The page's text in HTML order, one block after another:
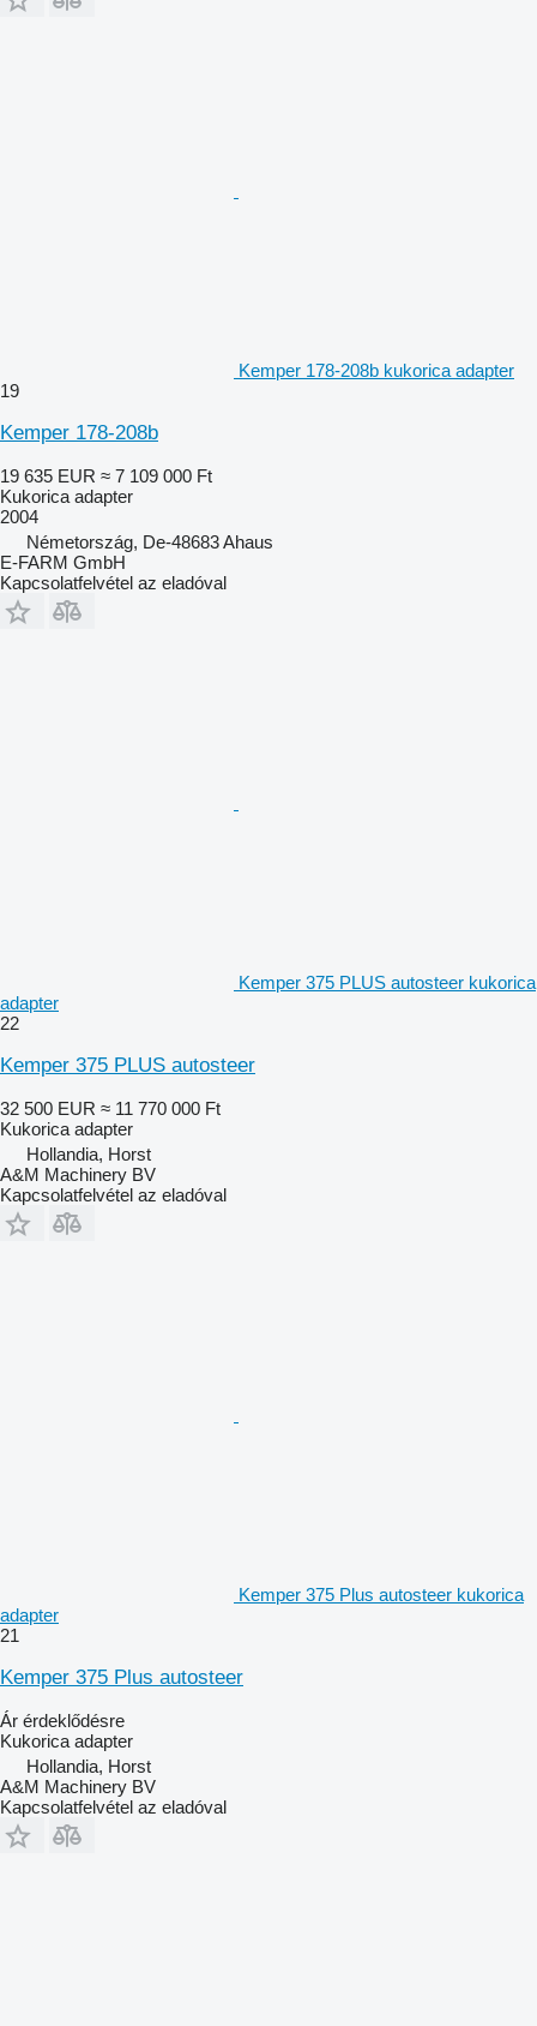
Kemper 178-208b kukorica adapter
19
Kemper 178-208b
19 635 EUR ≈ 7 109 000 Ft
Kukorica adapter
2004
Németország, De-48683 Ahaus
E-FARM GmbH
Kapcsolatfelvétel az eladóval
Kemper 375 PLUS autosteer kukorica
adapter
22
Kemper 375 PLUS autosteer
32 500 EUR ≈ 11 770 000 Ft
Kukorica adapter
Hollandia, Horst
A&M Machinery BV
Kapcsolatfelvétel az eladóval
Kemper 375 Plus autosteer kukorica
adapter
21
Kemper 375 Plus autosteer
Ár érdeklődésre
Kukorica adapter
Hollandia, Horst
A&M Machinery BV
Kapcsolatfelvétel az eladóval